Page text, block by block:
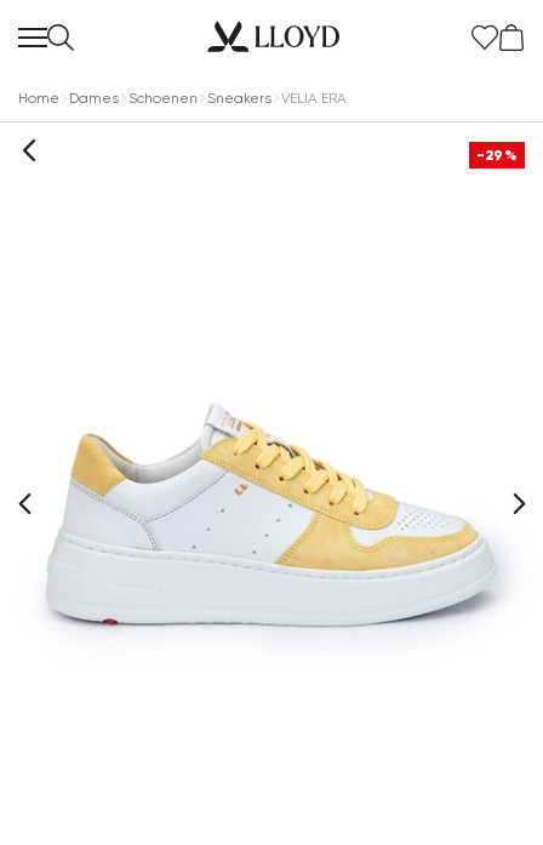
Home Dames Schoenen Sneakers VELIA ERA
-29%